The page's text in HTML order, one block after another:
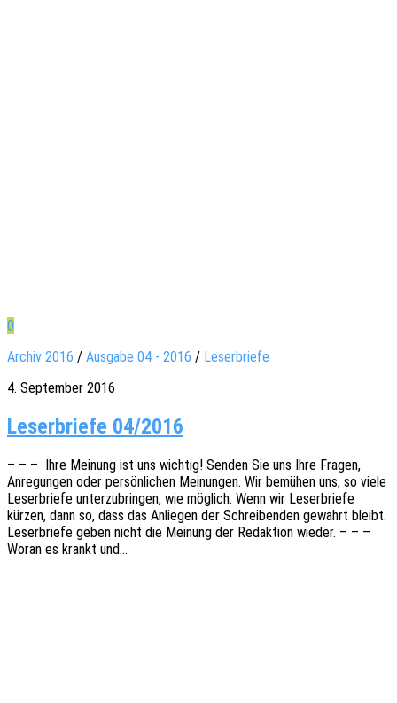
0
Archiv 2016 / Ausgabe 04 - 2016 / Leserbriefe
4. September 2016
Leser­briefe 04/2016
– – – Ihre Meinung ist uns wich­tig! Senden Sie uns Ihre Fragen,
Anre­gun­gen oder persön­li­chen Meinun­gen. Wir bemü­hen uns, so viele
Leser­brie­fe unter­zu­brin­gen, wie möglich. Wenn wir Leser­brie­fe
kürzen, dann so, dass das Anlie­gen der Schrei­ben­den gewahrt bleibt.
Leser­brie­fe geben nicht die Meinung der Redak­ti­on wieder. – – –
Woran es krankt und…